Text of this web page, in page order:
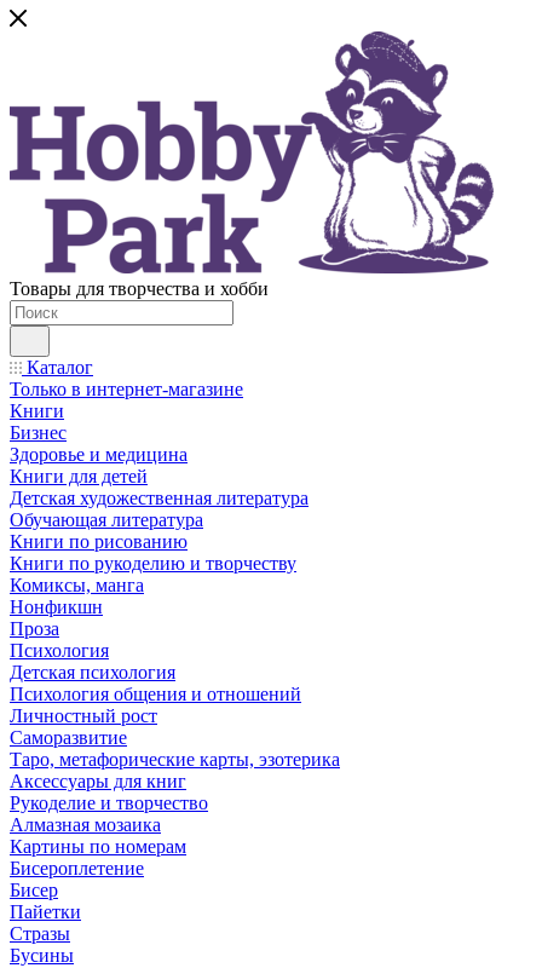
Товары для творчества и хобби
Каталог
Только в интернет-магазине
Книги
Бизнес
Здоровье и медицина
Книги для детей
Детская художественная литература
Обучающая литература
Книги по рисованию
Книги по рукоделию и творчеству
Комиксы, манга
Нонфикшн
Проза
Психология
Детская психология
Психология общения и отношений
Личностный рост
Саморазвитие
Таро, метафорические карты, эзотерика
Аксессуары для книг
Рукоделие и творчество
Алмазная мозаика
Картины по номерам
Бисероплетение
Бисер
Пайетки
Стразы
Бусины